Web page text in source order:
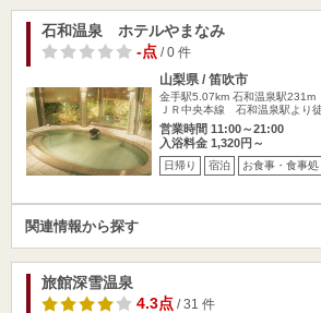
石和温泉 ホテルやまなみ
-点/ 0 件
山梨県 / 笛吹市
金手駅5.07km 石和温泉駅231m
ＪＲ中央本線 石和温泉駅より
営業時間 11:00～21:00
入浴料金 1,320円～
日帰り 宿泊 お食事・食事処
関連情報から探す
旅館深雪温泉
4.3点/ 31 件